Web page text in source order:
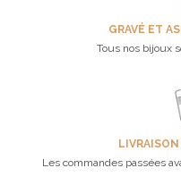
GRAVÉ ET
Tous nos bijoux
Les commandes passées